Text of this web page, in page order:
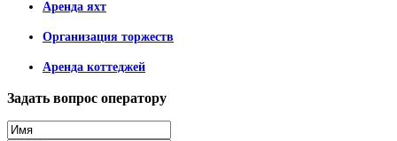
Аренда яхт
Организация торжеств
Аренда коттеджей
Задать вопрос оператору